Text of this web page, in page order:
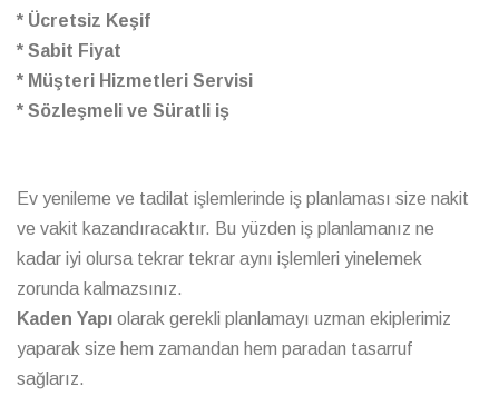
* Ücretsiz Keşif
* Sabit Fiyat
* Müşteri Hizmetleri Servisi
* Sözleşmeli ve Süratli iş
Ev yenileme ve tadilat işlemlerinde iş planlaması size nakit
ve vakit kazandıracaktır. Bu yüzden iş planlamanız ne
kadar iyi olursa tekrar tekrar aynı işlemleri yinelemek
zorunda kalmazsınız.
Kaden Yapı olarak gerekli planlamayı uzman ekiplerimiz
yaparak size hem zamandan hem paradan tasarruf
sağlarız.